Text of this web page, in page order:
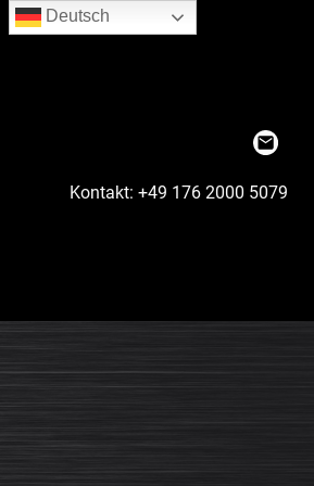
Kontakt: +49 176 2000 5079
Deutsch